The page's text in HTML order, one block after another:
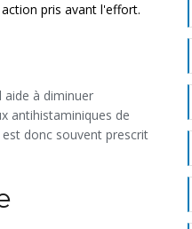
pris avant l'effort.
aide à diminuer
antihistaminiques de
donc souvent prescrit